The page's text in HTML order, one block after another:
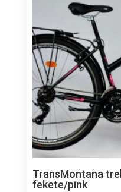
TransMontana
fekete/pink